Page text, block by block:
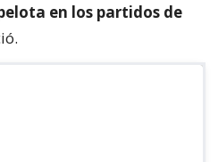
en los partidos de